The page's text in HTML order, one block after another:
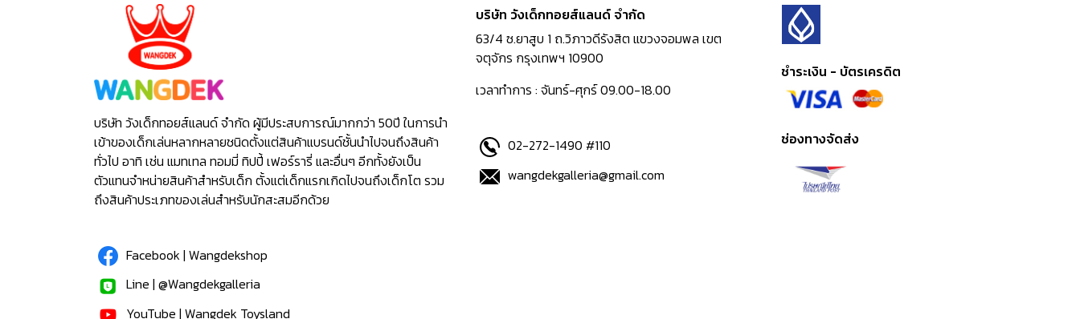
บริษัท วังเด็กทอยส์แลนด์ จำกัด ผู้มีประสบการณ์มากกว่า 50ปี ในการนำ
เข้าของเด็กเล่นหลากหลายชนิดตั้งแต่สินค้าแบรนด์ชั้นนำไปจนถึงสินค้า
ทั่วไป อาทิ เช่น แมทเทล ทอมมี่ ทิปปี้ เฟอร์รารี่ และอื่นๆ อีกทั้งยังเป็น
ตัวแทนจำหน่ายสินค้าสำหรับเด็ก ตั้งแต่เด็กแรกเกิดไปจนถึงเด็กโต รวม
ถึงสินค้าประเภทของเล่นสำหรับนักสะสมอีกด้วย
Facebook | Wangdekshop
Line | @Wangdekgalleria
YouTube | Wangdek Toysland
บริษัท วังเด็กทอยส์แลนด์ จำกัด
63/4 ซ.ยาสูบ 1 ถ.วิภาวดีรังสิต แขวงจอมพล เขต
จตุจักร กรุงเทพฯ 10900
เวลาทำการ : จันทร์-ศุกร์ 09.00-18.00
02-272-1490 #110
wangdekgalleria@gmail.com
ชำระเงิน - บัตรเครดิต
ช่องทางจัดส่ง